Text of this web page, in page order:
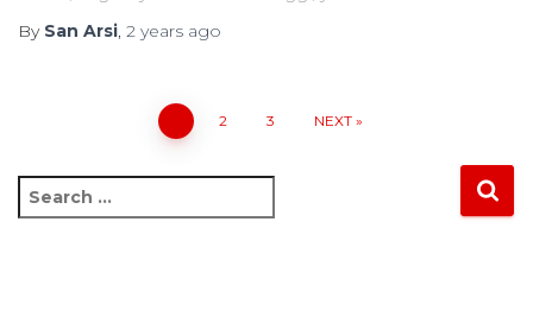
By San Arsi, 2 years ago
navigation
2 3 NEXT
e